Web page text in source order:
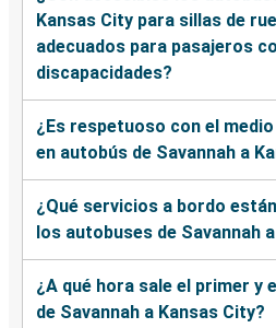
Kansas City para sillas de
adecuados para pasajeros
discapacidades?
¿Es respetuoso con el
en autobús de Savannah a
¿Qué servicios a bordo
los autobuses de Savannah
¿A qué hora sale el primer y
de Savannah a Kansas City?